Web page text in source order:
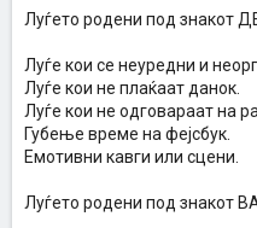
Луѓето родени под знакот
Луѓе кои се неуредни и
Луѓе кои не плаќаат данок.
Луѓе кои не одговараат на
Губење време на фејсбук.
Емотивни кавги или сцени.
Луѓето родени под знакот